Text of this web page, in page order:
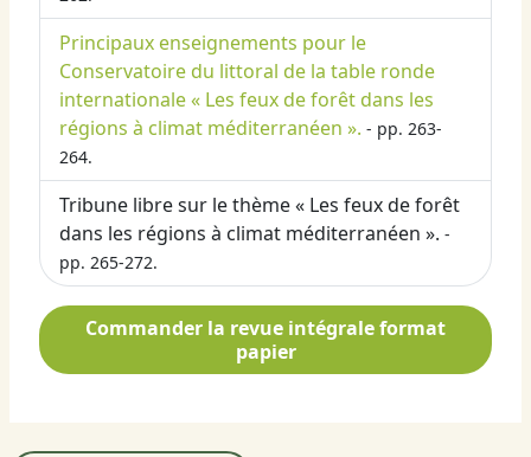
Principaux enseignements pour le
Conservatoire du littoral de la table ronde
internationale « Les feux de forêt dans les
régions à climat méditerranéen ». - pp. 263-
264.
Tribune libre sur le thème « Les feux de forêt
dans les régions à climat méditerranéen ». -
pp. 265-272.
Commander la revue intégrale format
papier